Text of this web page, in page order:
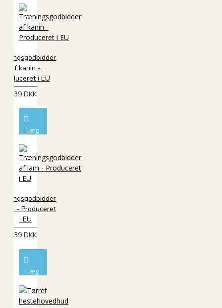
kurv
af kanin -
Produceret i EU
39 DKK
Læg
kurv
lam - Produceret
i EU
39 DKK
Læg
kurv